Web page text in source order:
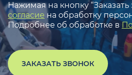
Нажимая на кнопку “Заказать
согласие на обработку
Подробнее об обработке в
ЗАКАЗАТЬ ЗВОНОК